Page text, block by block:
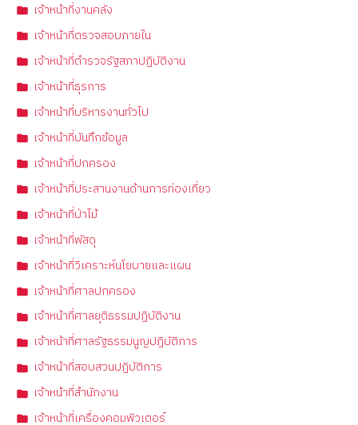
เจ้าหน้าที่งานคลัง
เจ้าหน้าที่ตรวจสอบภายใน
เจ้าหน้าที่ตำรวจรัฐสภาปฏิบัติงาน
เจ้าหน้าที่ธุรการ
เจ้าหน้าที่บริหารงานทั่วไป
เจ้าหน้าที่บันทึกข้อมูล
เจ้าหน้าที่ปกครอง
เจ้าหน้าที่ประสานงานด้านการท่องเที่ยว
เจ้าหน้าที่ป่าไม้
เจ้าหน้าที่พัสดุ
เจ้าหน้าที่วิเคราะห์นโยบายและแผน
เจ้าหน้าที่ศาลปกครอง
เจ้าหน้าที่ศาลยุติธรรมปฏิบัติงาน
เจ้าหน้าที่ศาลรัฐธรรมนูญปฏิบัติการ
เจ้าหน้าที่สอบสวนปฏิบัติการ
เจ้าหน้าที่สำนักงาน
เจ้าหน้าที่เครื่องคอมพิวเตอร์